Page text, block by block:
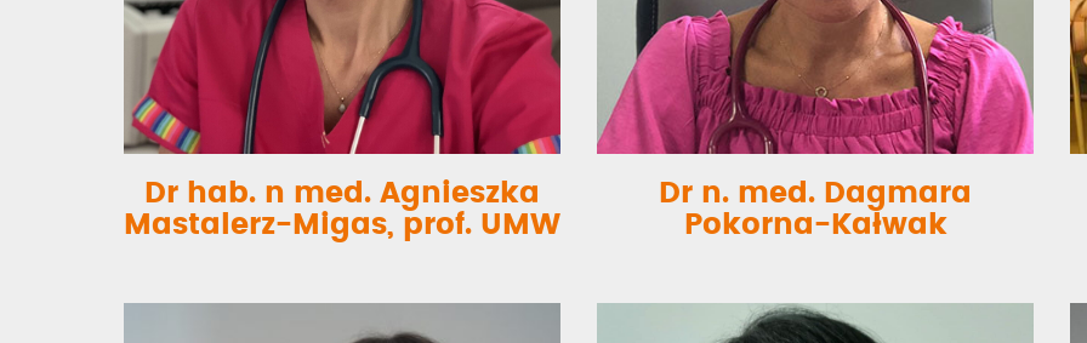
Dr hab. n med. Agnieszka
Mastalerz-Migas, prof. UMW
Dr n. med. Dagmara
Pokorna-Kałwak